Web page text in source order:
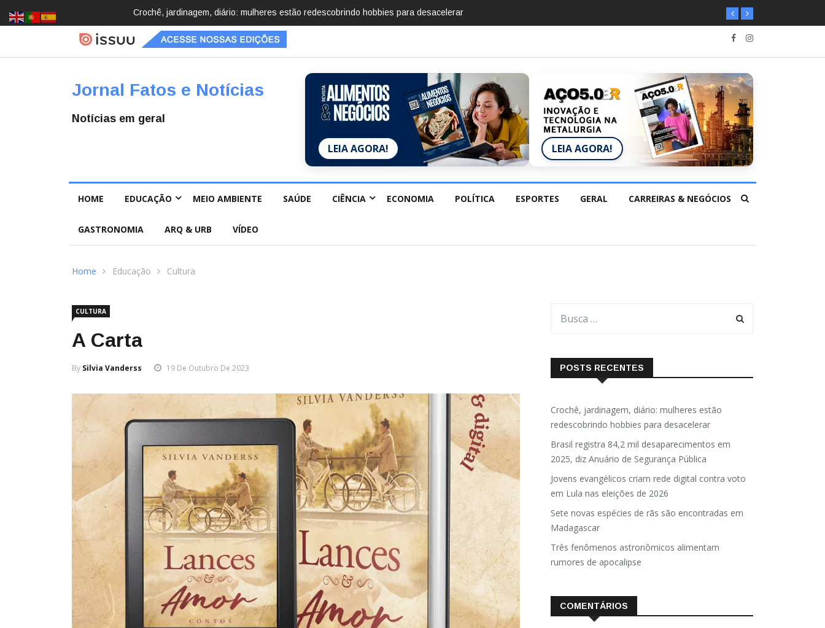
Brasil registra 84,2 mil desaparecimentos em 2025, diz Anuário de Segurança Pública
Jornal Fatos e Notícias
Notícias em geral
LEIA AGORA! LEIA AGORA!
HOME EDUCAÇÃO MEIO AMBIENTE SAÚDE CIÊNCIA ECONOMIA POLÍTICA ESPORTES GERAL CARREIRAS & NEGÓCIOS
GASTRONOMIA ARQ & URB VÍDEO
Home Educação Cultura
CULTURA
A Carta
By Silvia Vanderss 19 De Outubro De 2023 POSTS RECENTES
Crochê, jardinagem, diário: mulheres estão
redescobrindo hobbies para desacelerar
Brasil registra 84,2 mil desaparecimentos em
2025, diz Anuário de Segurança Pública
Jovens evangélicos criam rede digital contra voto
em Lula nas eleições de 2026
Sete novas espécies de rãs são encontradas em
Madagascar
Três fenômenos astronômicos alimentam
rumores de apocalipse
COMENTÁRIOS